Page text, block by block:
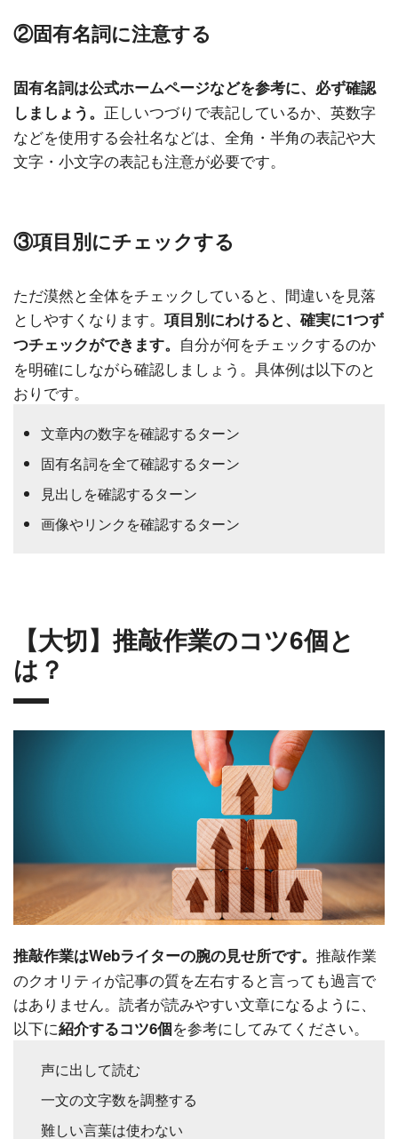
②固有名詞に注意する
固有名詞は公式ホームページなどを参考に、必ず確認
しましょう。 正しいつづりで表記しているか、英数字
などを使用する会社名などは、全角・半角の表記や大
文字・小文字の表記も注意が必要です。
③項目別にチェックする
ただ漠然と全体をチェックしていると、間違いを見落
としやすくなります。 項目別にわけると、確実に1つず
つチェックができます。 自分が何をチェックするのか
を明確にしながら確認しましょう。具体例は以下のと
おりです。
文章内の数字を確認するターン
固有名詞を全て確認するターン
見出しを確認するターン
画像やリンクを確認するターン
【大切】推敲作業のコツ6個と
は？
推敲作業はWebライターの腕の見せ所です。 推敲作業
のクオリティが記事の質を左右すると言っても過言で
はありません。読者が読みやすい文章になるように、
以下に紹介するコツ6個を参考にしてみてください。
声に出して読む
一文の文字数を調整する
難しい言葉は使わない